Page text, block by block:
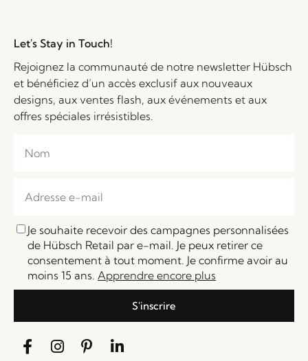
Let's Stay in Touch!
Rejoignez la communauté de notre newsletter Hübsch
et bénéficiez d’un accès exclusif aux nouveaux
designs, aux ventes flash, aux événements et aux
offres spéciales irrésistibles.
Je souhaite recevoir des campagnes personnalisées
de Hübsch Retail par e-mail. Je peux retirer ce
consentement à tout moment. Je confirme avoir au
moins 15 ans. Apprendre encore plus
S'inscrire